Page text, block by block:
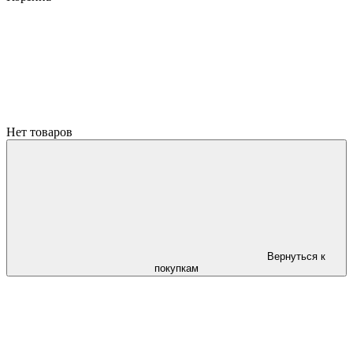
Нет товаров
Вернуться к
покупкам